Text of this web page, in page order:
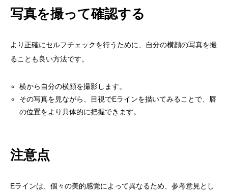
写真を撮って確認する
より正確にセルフチェックを行うために、自分の横顔の写真を撮
ることも良い方法です。
横から自分の横顔を撮影します。
その写真を見ながら、目視でEラインを描いてみることで、唇
の位置をより具体的に把握できます。
注意点
Eラインは、個々の美的感覚によって異なるため、参考意見とし